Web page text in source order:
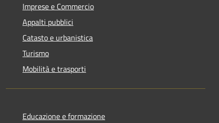
Imprese e Commercio
Appalti pubblici
Catasto e urbanistica
Turismo
Mobilità e trasporti
Educazione e formazione